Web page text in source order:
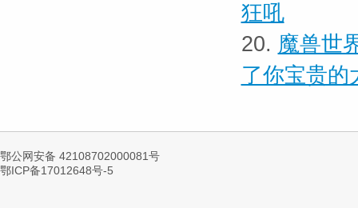
狂吼
20. 魔兽世
了你宝贵的
鄂公网安备 42108702000081号
鄂ICP备17012648号-5